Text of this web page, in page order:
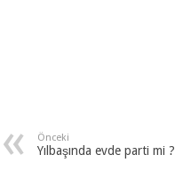
Önceki
Yılbaşında evde parti mi ?